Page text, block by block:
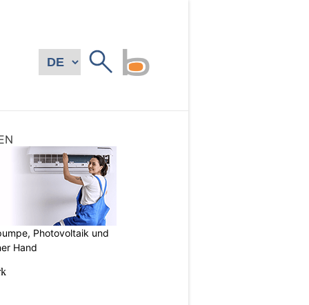
Photovoltaik und
Hand